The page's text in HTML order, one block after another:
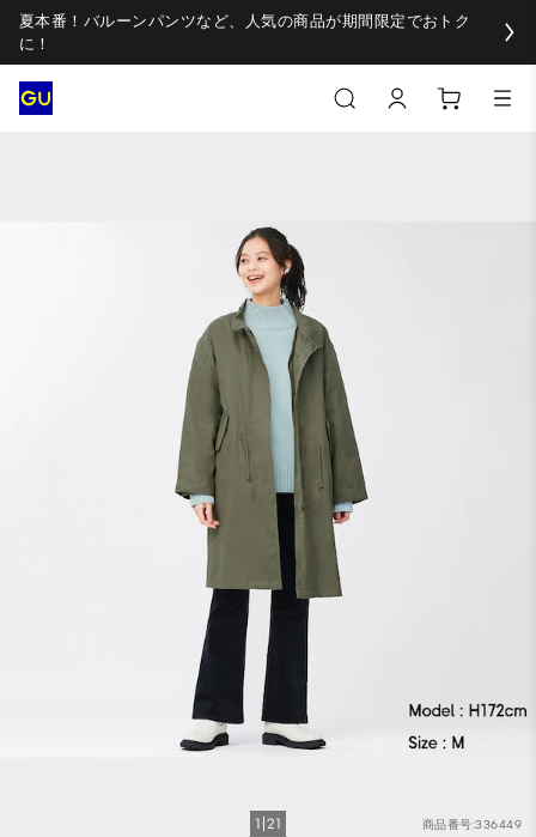
夏本番！バルーンパンツなど、人気の商品が期間限定でおトク
に！
商品番号:336449
1 21